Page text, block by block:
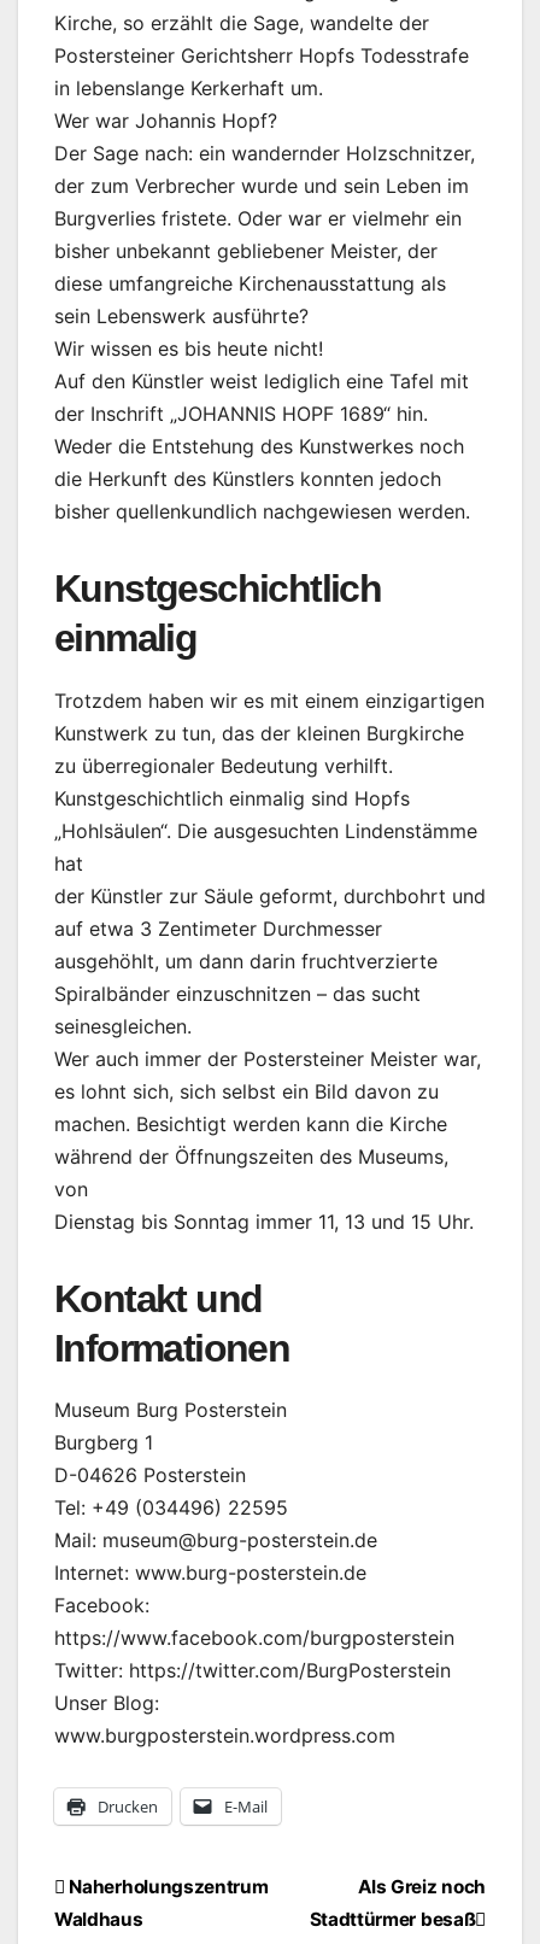
Kirche, so erzählt die Sage, wandelte der
Postersteiner Gerichtsherr Hopfs Todesstrafe
in lebenslange Kerkerhaft um.
Wer war Johannis Hopf?
Der Sage nach: ein wandernder Holzschnitzer,
der zum Verbrecher wurde und sein Leben im
Burgverlies fristete. Oder war er vielmehr ein
bisher unbekannt gebliebener Meister, der
diese umfangreiche Kirchenausstattung als
sein Lebenswerk ausführte?
Wir wissen es bis heute nicht!
Auf den Künstler weist lediglich eine Tafel mit
der Inschrift „JOHANNIS HOPF 1689“ hin.
Weder die Entstehung des Kunstwerkes noch
die Herkunft des Künstlers konnten jedoch
bisher quellenkundlich nachgewiesen werden.
Kunstgeschichtlich
einmalig
Trotzdem haben wir es mit einem einzigartigen
Kunstwerk zu tun, das der kleinen Burgkirche
zu überregionaler Bedeutung verhilft.
Kunstgeschichtlich einmalig sind Hopfs
„Hohlsäulen“. Die ausgesuchten Lindenstämme
hat
der Künstler zur Säule geformt, durchbohrt und
auf etwa 3 Zentimeter Durchmesser
ausgehöhlt, um dann darin fruchtverzierte
Spiralbänder einzuschnitzen – das sucht
seinesgleichen.
Wer auch immer der Postersteiner Meister war,
es lohnt sich, sich selbst ein Bild davon zu
machen. Besichtigt werden kann die Kirche
während der Öffnungszeiten des Museums,
von
Dienstag bis Sonntag immer 11, 13 und 15 Uhr.
Kontakt und
Informationen
Museum Burg Posterstein
Burgberg 1
D-04626 Posterstein
Tel: +49 (034496) 22595
Mail: museum@burg-posterstein.de
Internet: www.burg-posterstein.de
Facebook:
https://www.facebook.com/burgposterstein
Twitter: https://twitter.com/BurgPosterstein
Unser Blog:
www.burgposterstein.wordpress.com
Drucken E-Mail
BeitragsnavigationAls Greiz noch
Stadttürmer besaß
Naherholungszentrum
Waldhaus